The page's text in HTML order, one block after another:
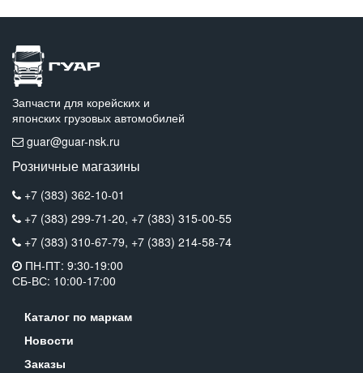
Запчасти для корейских и
японских грузовых автомобилей
guar@guar-nsk.ru
Розничные магазины
+7 (383) 362-10-01
+7 (383) 299-71-20, +7 (383) 315-00-55
+7 (383) 310-67-79, +7 (383) 214-58-74
ПН-ПТ: 9:30-19:00
СБ-ВС: 10:00-17:00
Каталог по маркам
Новости
Заказы